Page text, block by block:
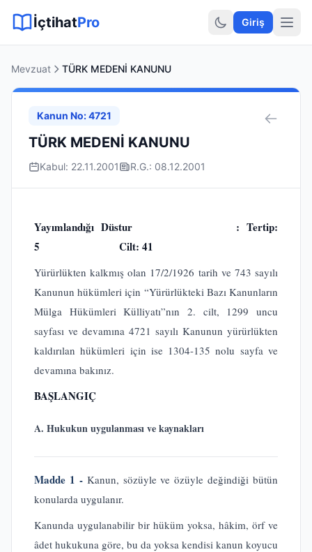
Hukuki Araçlar
İçtihatPro Giriş
Mevzuat TÜRK MEDENİ KANUNU
Kanun No: 4721
TÜRK MEDENİ KANUNU
Kabul: 22.11.2001 R.G.: 08.12.2001
Yayımlandığı Düstur : Tertip:
5 Cilt: 41
Yürürlükten kalkmış olan 17/2/1926 tarih ve 743 sayılı
Kanunun hükümleri için “Yürürlükteki Bazı Kanunların
Mülga Hükümleri Külliyatı”nın 2. cilt, 1299 uncu
sayfası ve devamına 4721 sayılı Kanunun yürürlükten
kaldırılan hükümleri için ise 1304-135 nolu sayfa ve
devamına bakınız.
BAŞLANGIÇ
A. Hukukun uygulanması ve kaynakları
Madde 1 -Kanun, sözüyle ve özüyle değindiği bütün
konularda uygulanır.
Kanunda uygulanabilir bir hüküm yoksa, hâkim, örf ve
âdet hukukuna göre, bu da yoksa kendisi kanun koyucu